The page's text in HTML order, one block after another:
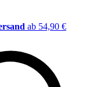
ab 54,90 €